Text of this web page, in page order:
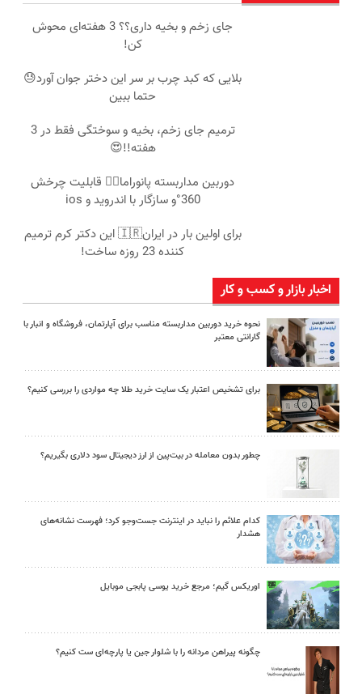
جای زخم و بخیه داری؟؟ 3 هفته‌ای محوش
کن!
بلایی که کبد چرب بر سر این دختر جوان آورد😓
حتما ببین
ترمیم جای زخم، بخیه و سوختگی فقط در 3
هفته!!😍
دوربین مداربسته پانوراما👈🏻 قابلیت چرخش
360°و سازگار با اندروید و ios
برای اولین بار در ایران🇮🇷 این دکتر کرم ترمیم
کننده 23 روزه ساخت!
اخبار بازار و کسب و کار
نحوه خرید دوربین مداربسته مناسب برای آپارتمان، فروشگاه و انبار با
گارانتی معتبر
برای تشخیص اعتبار یک سایت خرید طلا چه مواردی را بررسی کنیم؟
چطور بدون معامله در بیت‌پین از ارز دیجیتال سود دلاری بگیریم؟
کدام علائم را نباید در اینترنت جست‌وجو کرد؛ فهرست نشانه‌های
هشدار
اوریکس گیم؛ مرجع خرید یوسی پابجی موبایل
چگونه پیراهن مردانه را با شلوار جین یا پارچه‌ای ست کنیم؟